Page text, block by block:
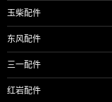
玉柴配件
东风配件
三一配件
红岩配件